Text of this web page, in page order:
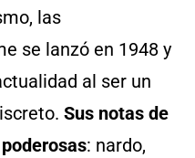
las
se lanzó en 1948 y
al ser un
Sus notas de
: nardo,